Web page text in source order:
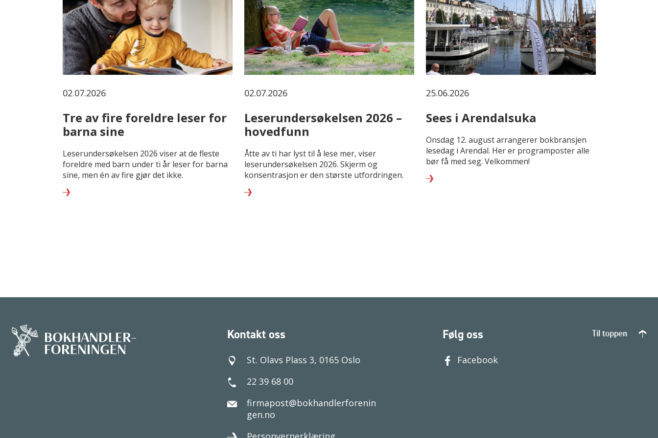
02.07.2026
Tre av fire foreldre leser for
barna sine
Leserundersøkelsen 2026 viser at de fleste
foreldre med barn under ti år leser for barna
sine, men én av fire gjør det ikke.
02.07.2026
Leserundersøkelsen 2026 –
hovedfunn
Åtte av ti har lyst til å lese mer, viser
leserundersøkelsen 2026. Skjerm og
konsentrasjon er den største utfordringen.
25.06.2026
Sees i Arendalsuka
Onsdag 12. august arrangerer bokbransjen
lesedag i Arendal. Her er programposter alle
bør få med seg. Velkommen!
Kontakt oss
St. Olavs Plass 3, 0165 Oslo
22 39 68 00
firmapost@bokhandlerforenin
gen.no
Følg oss
Facebook
Til toppen